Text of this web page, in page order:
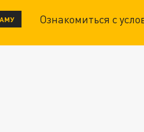
Ознакомиться с